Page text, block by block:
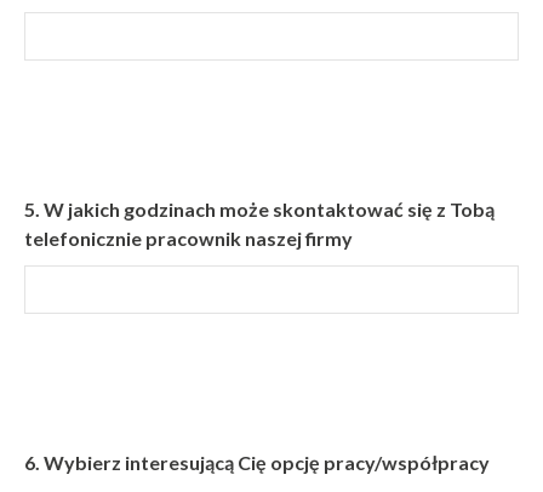
5. W jakich godzinach może skontaktować się z Tobą
telefonicznie pracownik naszej firmy
6. Wybierz interesującą Cię opcję pracy/współpracy